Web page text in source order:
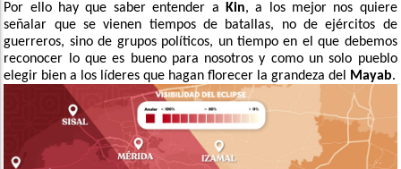
Por ello hay que saber entender a Kin, a los mejor nos quiere
señalar que se vienen tiempos de batallas, no de ejércitos de
guerreros, sino de grupos políticos, un tiempo en el que debemos
reconocer lo que es bueno para nosotros y como un solo pueblo
elegir bien a los líderes que hagan florecer la grandeza del Mayab.